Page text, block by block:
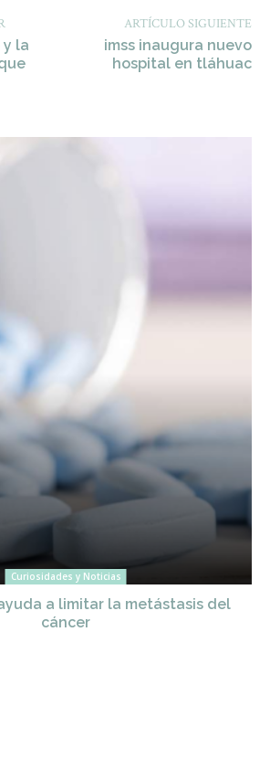
y la
ARTÍCULO SIGUIENTE
imss inaugura nuevo
hospital en tláhuac
Curiosidades y Noticias
a limitar la metástasis del
cáncer